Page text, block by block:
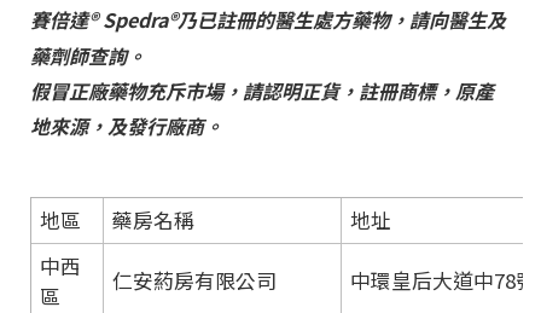
賽倍達® Spedra®乃已註冊的醫生處方藥物，請向醫生及
藥劑師查詢。
假冒正廠藥物充斥市場，請認明正貨，註冊商標，原產
地來源，及發行廠商。
地區 藥房名稱
地址
中西
區
仁安葯房有限公司 中環皇后大道中78